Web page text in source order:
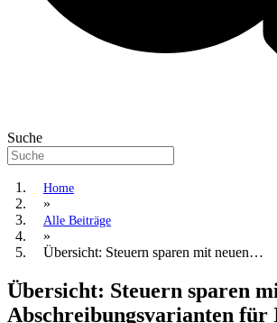
Suche
Home
»
Alle Beiträge
»
Übersicht: Steuern sparen mit neuen…
Übersicht: Steuern sparen
Abschreibungsvarianten für